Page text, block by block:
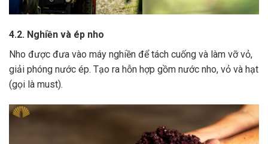
4.2. Nghiền và ép nho
Nho được đưa vào máy nghiền để tách cuống và làm vỡ vỏ,
giải phóng nước ép. Tạo ra hỗn hợp gồm nước nho, vỏ và hạt
(gọi là must).